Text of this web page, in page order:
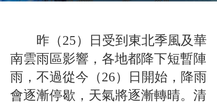
昨（25）日受到東北季風及華
南雲雨區影響，各地都降下短暫陣
雨，不過從今（26）日開始，降雨
會逐漸停歇，天氣將逐漸轉晴。 清